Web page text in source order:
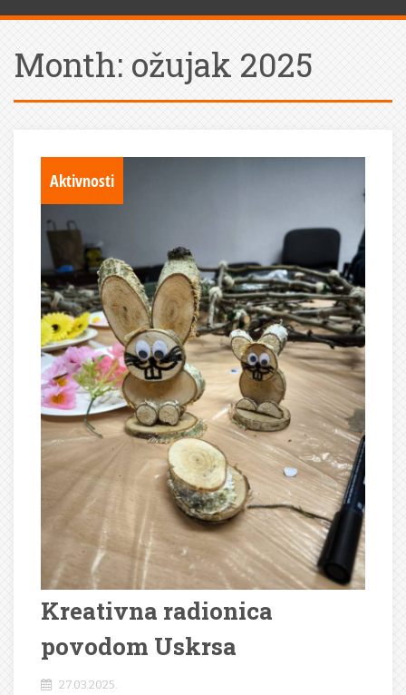
Month: ožujak 2025
Aktivnosti
Kreativna radionica
povodom Uskrsa
27.03.2025.